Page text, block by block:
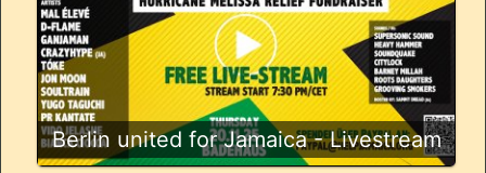
Berlin united for Jamaica - Livestream